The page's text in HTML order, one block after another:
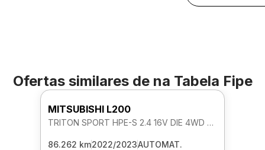
Ofertas similares de na Tabela Fipe
MITSUBISHI L200
TRITON SPORT HPE-S 2.4 16V DIE 4WD AUTOMATICO
86.262 km2022/2023AUTOMAT.